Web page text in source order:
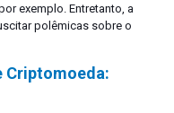
exemplo. Entretanto, a
polêmicas sobre o
Criptomoeda: